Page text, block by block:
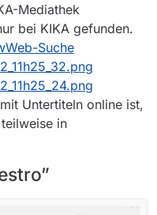
Mediathek
bei KIKA gefunden.
Suche
Untertiteln online ist,
in